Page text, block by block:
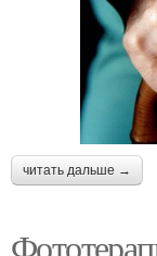
читать дальше →